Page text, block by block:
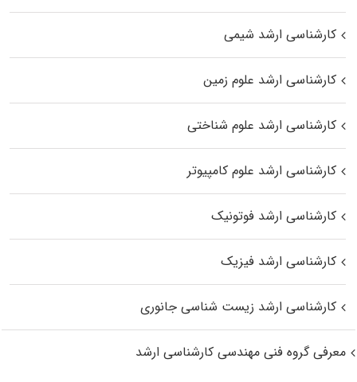
کارشناسی ارشد شیمی
کارشناسی ارشد علوم زمین
کارشناسی ارشد علوم شناختی
کارشناسی ارشد علوم کامپیوتر
کارشناسی ارشد فوتونیک
کارشناسی ارشد فیزیک
کارشناسی ارشد زیست‌ شناسی جانوری
معرفی گروه فنی مهندسی کارشناسی ارشد